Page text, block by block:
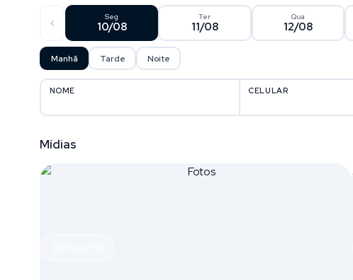
Seg
10/08
Ter
11/08
Qua
12/08
Manhã Tarde Noite
NOME CELULAR
Mídias